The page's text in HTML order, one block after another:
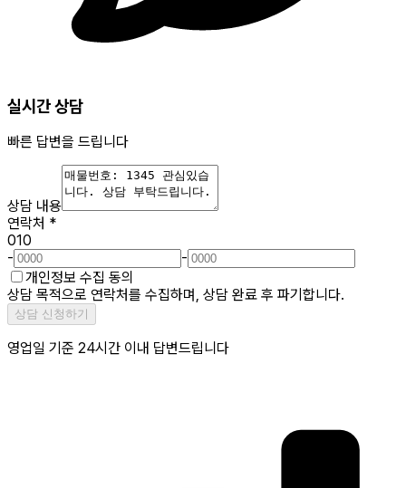
실시간 상담
빠른 답변을 드립니다
상담 내용
연락처 *
010
-
-
개인정보 수집 동의
상담 목적으로 연락처를 수집하며, 상담 완료 후 파기합니다.
상담 신청하기
영업일 기준 24시간 이내 답변드립니다